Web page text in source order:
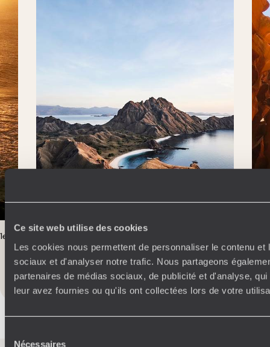
Ce site web utilise des cookies
Les cookies nous permettent de personnaliser le contenu
sociaux et d'analyser notre trafic. Nous partageons
partenaires de médias sociaux, de publicité et d'analyse,
leur avez fournies ou qu'ils ont collectées lors de votre
Nécessaires
nature indonésienne
Toutes nos suggestions de voyages en Indonésie (10)